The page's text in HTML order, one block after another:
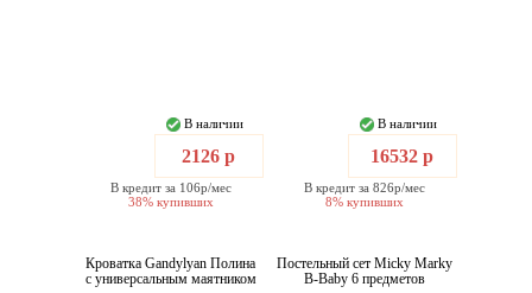
В наличии
2126 р
В кредит за 106р/мес
38% купивших
В наличии
16532 р
В кредит за 826р/мес
8% купивших
Кроватка Gandylyan Полина
с универсальным маятником
Постельный сет Micky Marky
B-Baby 6 предметов